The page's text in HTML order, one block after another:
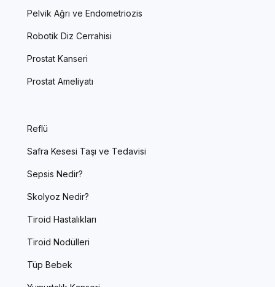
Pelvik Ağrı ve Endometriozis
Robotik Diz Cerrahisi
Prostat Kanseri
Prostat Ameliyatı
Reflü
Safra Kesesi Taşı ve Tedavisi
Sepsis Nedir?
Skolyoz Nedir?
Tiroid Hastalıkları
Tiroid Nodülleri
Tüp Bebek